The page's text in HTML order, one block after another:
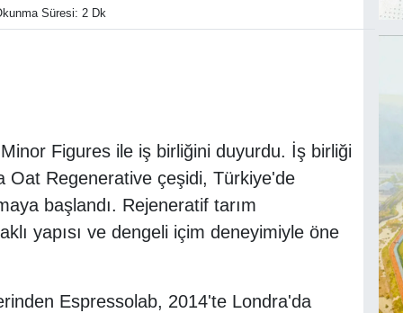
Süresi: 2 Dk
Figures ile iş birliğini duyurdu. İş birliği
Oat Regenerative çeşidi, Türkiye'de
başlandı. Rejeneratif tarım
yapısı ve dengeli içim deneyimiyle öne
Espressolab, 2014'te Londra'da